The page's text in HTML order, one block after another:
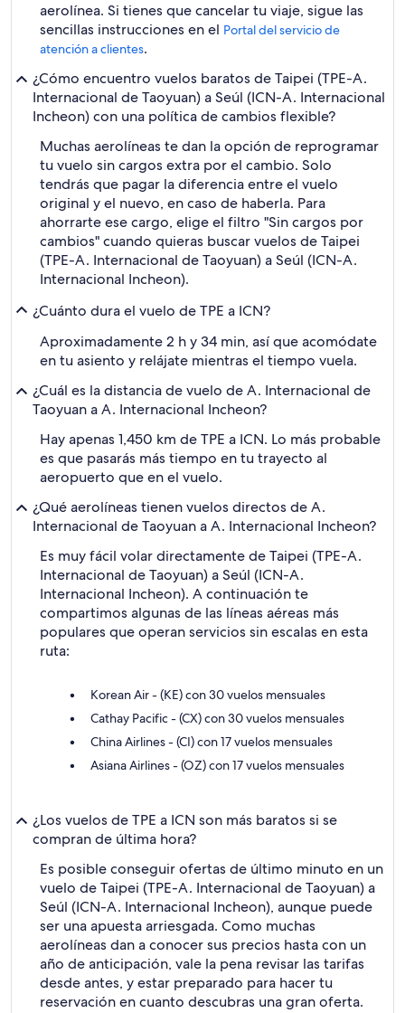
aerolínea. Si tienes que cancelar tu viaje, sigue las
sencillas instrucciones en el Portal del servicio de
atención a clientes.
¿Cómo encuentro vuelos baratos de Taipei (TPE-A.
Internacional de Taoyuan) a Seúl (ICN-A. Internacional
Incheon) con una política de cambios flexible?
Muchas aerolíneas te dan la opción de reprogramar
tu vuelo sin cargos extra por el cambio. Solo
tendrás que pagar la diferencia entre el vuelo
original y el nuevo, en caso de haberla. Para
ahorrarte ese cargo, elige el filtro "Sin cargos por
cambios" cuando quieras buscar vuelos de Taipei
(TPE-A. Internacional de Taoyuan) a Seúl (ICN-A.
Internacional Incheon).
¿Cuánto dura el vuelo de TPE a ICN?
Aproximadamente 2 h y 34 min, así que acomódate
en tu asiento y relájate mientras el tiempo vuela.
¿Cuál es la distancia de vuelo de A. Internacional de
Taoyuan a A. Internacional Incheon?
Hay apenas 1,450 km de TPE a ICN. Lo más probable
es que pasarás más tiempo en tu trayecto al
aeropuerto que en el vuelo.
¿Qué aerolíneas tienen vuelos directos de A.
Internacional de Taoyuan a A. Internacional Incheon?
Es muy fácil volar directamente de Taipei (TPE-A.
Internacional de Taoyuan) a Seúl (ICN-A.
Internacional Incheon). A continuación te
compartimos algunas de las líneas aéreas más
populares que operan servicios sin escalas en esta
ruta:
Korean Air - (KE) con 30 vuelos mensuales
Cathay Pacific - (CX) con 30 vuelos mensuales
China Airlines - (CI) con 17 vuelos mensuales
Asiana Airlines - (OZ) con 17 vuelos mensuales
¿Los vuelos de TPE a ICN son más baratos si se
compran de última hora?
Es posible conseguir ofertas de último minuto en un
vuelo de Taipei (TPE-A. Internacional de Taoyuan) a
Seúl (ICN-A. Internacional Incheon), aunque puede
ser una apuesta arriesgada. Como muchas
aerolíneas dan a conocer sus precios hasta con un
año de anticipación, vale la pena revisar las tarifas
desde antes, y estar preparado para hacer tu
reservación en cuanto descubras una gran oferta.